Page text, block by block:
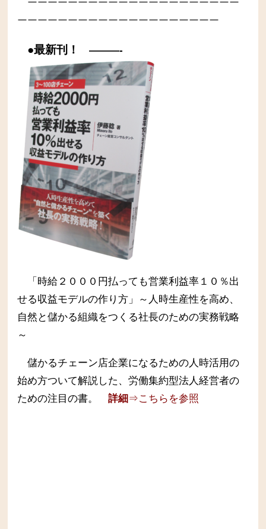
ーーーーーーーーーーーーーーーーーーーーー
ーーーーーーーーーーーーーーーーーーーー
●最新刊！ ———-
「時給２０００円払っても営業利益率１０％出
せる収益モデルの作り方」～人時生産性を高め、
自然と儲かる組織をつくる社長のための実務戦略
～
儲かるチェーン店企業になるための人時活用の
始め方ついて解説した、労働集約型法人経営者の
ための注目の書。
詳細⇒こちらを参照